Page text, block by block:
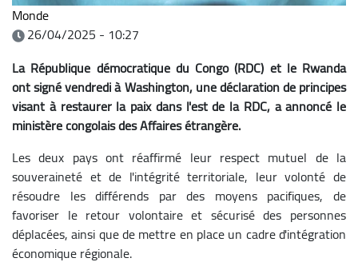
Monde
26/04/2025 - 10:27
La République démocratique du Congo (RDC) et le Rwanda
ont signé vendredi à Washington, une déclaration de principes
visant à restaurer la paix dans l'est de la RDC, a annoncé le
ministère congolais des Affaires étrangère.
Les deux pays ont réaffirmé leur respect mutuel de la
souveraineté et de l'intégrité territoriale, leur volonté de
résoudre les différends par des moyens pacifiques, de
favoriser le retour volontaire et sécurisé des personnes
déplacées, ainsi que de mettre en place un cadre d'intégration
économique régionale.